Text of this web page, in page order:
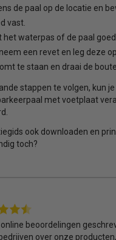
de paal op de locatie en
vast.
het waterpas of de paal
een revet en leg deze
te staan en draai de
stappen te volgen, kun
met voetplaat
ook downloaden en
toch?
beoordelingen
over onze